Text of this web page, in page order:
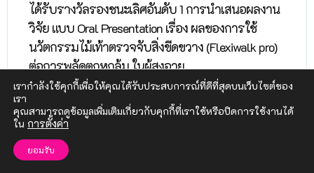
ได้รับรางวัลรองชนะเลิศอันดับ 1 การนำเสนอผลงาน
วิจัย แบบ Oral Presentation เรื่อง ผลของการใช้
นวัตกรรมไม้เท้าตรวจจับสิ่งขีดขวาง (Flexiwalk pro)
ต่อการพลัดตกหกล้ม ในผู้สูงอายุ
เรากำลังใช้คุกกี้เพื่อให้คุณได้รับประสบการณ์ที่ดีที่สุดบนเว็บไซต์ของ
เรา
คุณสามารถดูข้อมูลเพิ่มเติมเกี่ยวกับคุกกี้ที่เราใช้หรือปิดการใช้งานได้
ใน การตั้งค่า
ยอมรับ